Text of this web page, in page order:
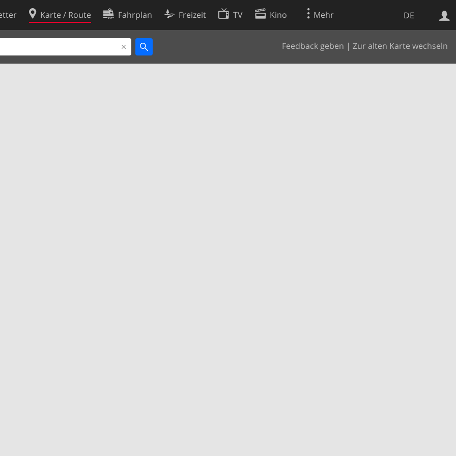
DE
Karte / Route Fahrplan Freizeit TV Kino Mehr
Feedback geben | Zur alten Karte wechseln
Websuche
Cookie-Richtlinie
Cookie-Einstellungen